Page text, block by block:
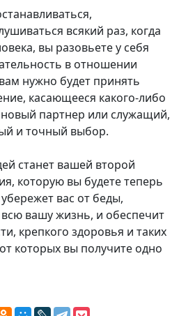
всякий раз, когда
вы разовьете у себя
в отношении
нужно будет принять
касающееся какого-либо
партнер или служащий,
и точный выбор.
станет вашей второй
которую вы будете теперь
вас от беды,
вашу жизнь, и обеспечит
крепкого здоровья и таких
которых вы получите одно